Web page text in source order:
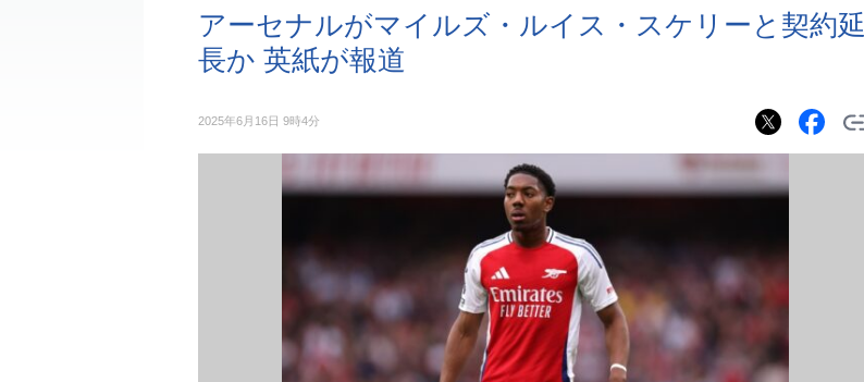
アーセナルがマイルズ・ルイス・スケリーと契約延
長か 英紙が報道
2025年6月16日 9時4分